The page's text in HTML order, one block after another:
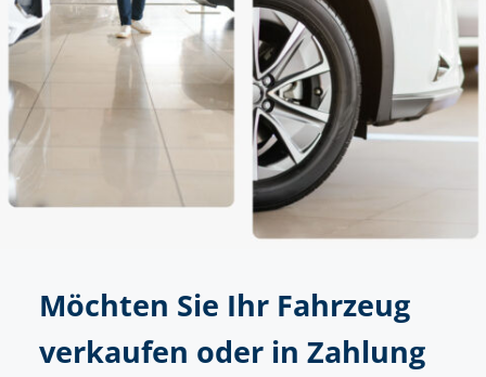
Möchten Sie Ihr Fahrzeug
verkaufen oder in Zahlung